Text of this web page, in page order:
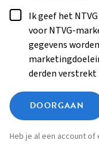
Ik geef het
voor NTVG-
gegevens
derden verstrekt
DOORGAAN
Heb je al een account of